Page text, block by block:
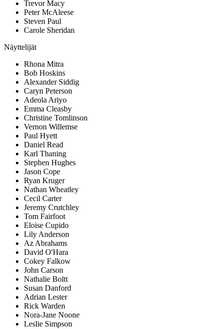
Trevor Macy
Peter McAleese
Steven Paul
Carole Sheridan
Näyttelijät
Rhona Mitra
Bob Hoskins
Alexander Siddig
Caryn Peterson
Adeola Ariyo
Emma Cleasby
Christine Tomlinson
Vernon Willemse
Paul Hyett
Daniel Read
Karl Thaning
Stephen Hughes
Jason Cope
Ryan Kruger
Nathan Wheatley
Cecil Carter
Jeremy Crutchley
Tom Fairfoot
Eloise Cupido
Lily Anderson
Az Abrahams
David O'Hara
Cokey Falkow
John Carson
Nathalie Boltt
Susan Danford
Adrian Lester
Rick Warden
Nora-Jane Noone
Leslie Simpson